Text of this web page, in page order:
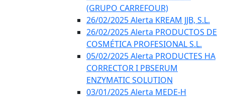
(GRUPO CARREFOUR)
26/02/2025 Alerta KREAM JJB, S.L.
26/02/2025 Alerta PRODUCTOS DE
COSMÉTICA PROFESIONAL S.L.
05/02/2025 Alerta PRODUCTES HA
CORRECTOR I PBSERUM
ENZYMATIC SOLUTION
03/01/2025 Alerta MEDE-H